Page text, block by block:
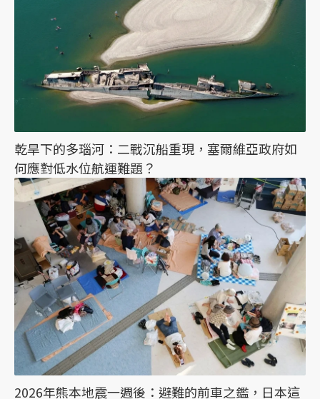
乾旱下的多瑙河：二戰沉船重現，塞爾維亞政府如
何應對低水位航運難題？
2026年熊本地震一週後：避難的前車之鑑，日本這